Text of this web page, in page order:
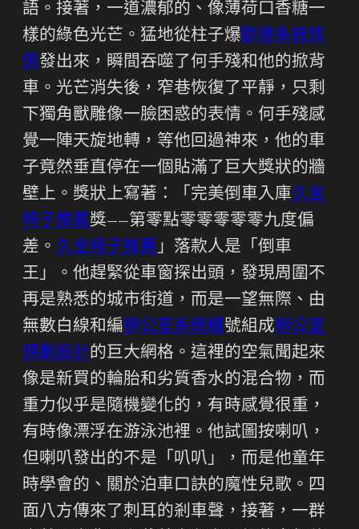
語。接著，一道濃郁的、像薄荷口香糖一
樣的綠色光芒。猛地從柱子爆歐德系統傢
俱發出來，瞬間吞噬了何手殘和他的掀背
車。光芒消失後，窄巷恢復了平靜，只剩
下獨角獸雕像一臉困惑的表情。何手殘感
覺一陣天旋地轉，等他回過神來，他的車
子竟然垂直停在一個貼滿了巨大獎狀的牆
壁上。獎狀上寫著：「完美倒車入庫久坐
椅子推薦獎——第零點零零零零零九度偏
差。 久坐椅子推薦」落款人是「倒車
王」。他趕緊從車窗探出頭，發現周圍不
再是熟悉的城市街道，而是一望無際、由
無數白線和編辦公室系統櫃號組成辦公室
規劃設計的巨大網格。這裡的空氣聞起來
像是新買的輪胎和劣質香水的混合物，而
重力似乎是隨機變化的，有時感覺很重，
有時像漂浮在游泳池裡。他試圖按喇叭，
但喇叭發出的不是「叭叭」，而是他童年
時學會的、關於泊車口訣的魔性兒歌。四
面八方傳來了刺耳的剎車聲，接著，一群